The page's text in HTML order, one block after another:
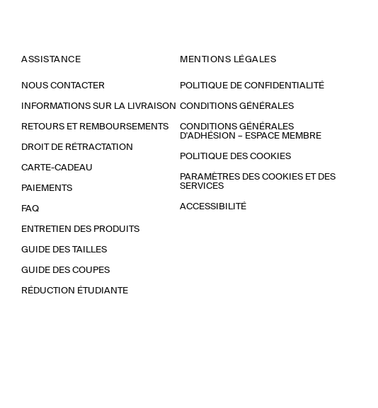
ASSISTANCE
NOUS CONTACTER
INFORMATIONS SUR LA LIVRAISON
RETOURS ET REMBOURSEMENTS
DROIT DE RÉTRACTATION
CARTE-CADEAU
PAIEMENTS
FAQ
ENTRETIEN DES PRODUITS
GUIDE DES TAILLES
GUIDE DES COUPES
RÉDUCTION ÉTUDIANTE
MENTIONS LÉGALES
POLITIQUE DE CONFIDENTIALITÉ
CONDITIONS GÉNÉRALES
CONDITIONS GÉNÉRALES
D'ADHÉSION – ESPACE MEMBRE
POLITIQUE DES COOKIES
PARAMÈTRES DES COOKIES ET DES
SERVICES
ACCESSIBILITÉ